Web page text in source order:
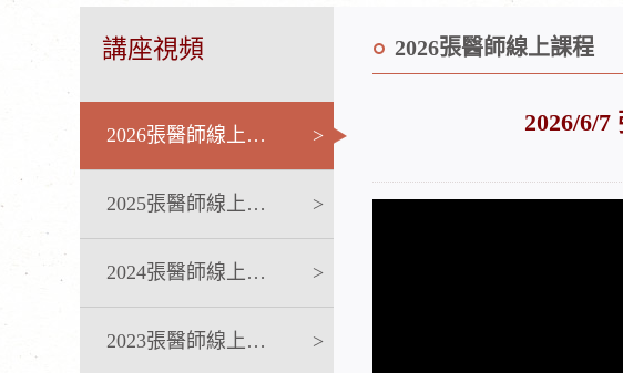
講座視頻
2026張醫師線上課程 >
2025張醫師線上課程 >
2024張醫師線上課程 >
2023張醫師線上課程 >
2026張醫師線上課程
2026/6/